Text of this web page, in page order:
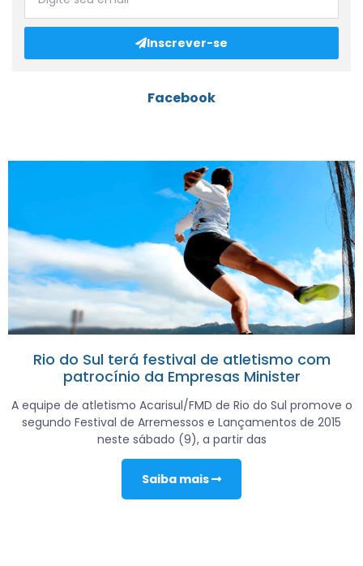
Inscrever-se
Facebook
Rio do Sul terá festival de atletismo com
patrocínio da Empresas Minister
A equipe de atletismo Acarisul/FMD de Rio do Sul promove o
segundo Festival de Arremessos e Lançamentos de 2015
neste sábado (9), a partir das
Saiba mais